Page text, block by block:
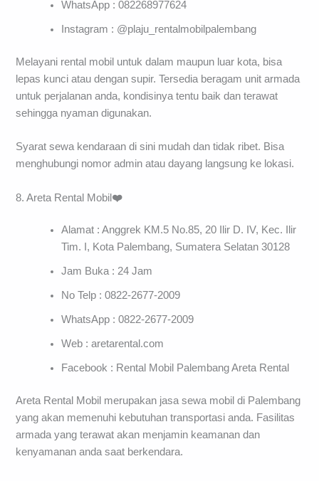
WhatsApp : 082268977624
Instagram : @plaju_rentalmobilpalembang
Melayani rental mobil untuk dalam maupun luar kota, bisa
lepas kunci atau dengan supir. Tersedia beragam unit armada
untuk perjalanan anda, kondisinya tentu baik dan terawat
sehingga nyaman digunakan.
Syarat sewa kendaraan di sini mudah dan tidak ribet. Bisa
menghubungi nomor admin atau dayang langsung ke lokasi.
8. Areta Rental Mobil❤️
Alamat : Anggrek KM.5 No.85, 20 Ilir D. IV, Kec. Ilir
Tim. I, Kota Palembang, Sumatera Selatan 30128
Jam Buka : 24 Jam
No Telp : 0822-2677-2009
WhatsApp : 0822-2677-2009
Web : aretarental.com
Facebook : Rental Mobil Palembang Areta Rental
Areta Rental Mobil merupakan jasa sewa mobil di Palembang
yang akan memenuhi kebutuhan transportasi anda. Fasilitas
armada yang terawat akan menjamin keamanan dan
kenyamanan anda saat berkendara.